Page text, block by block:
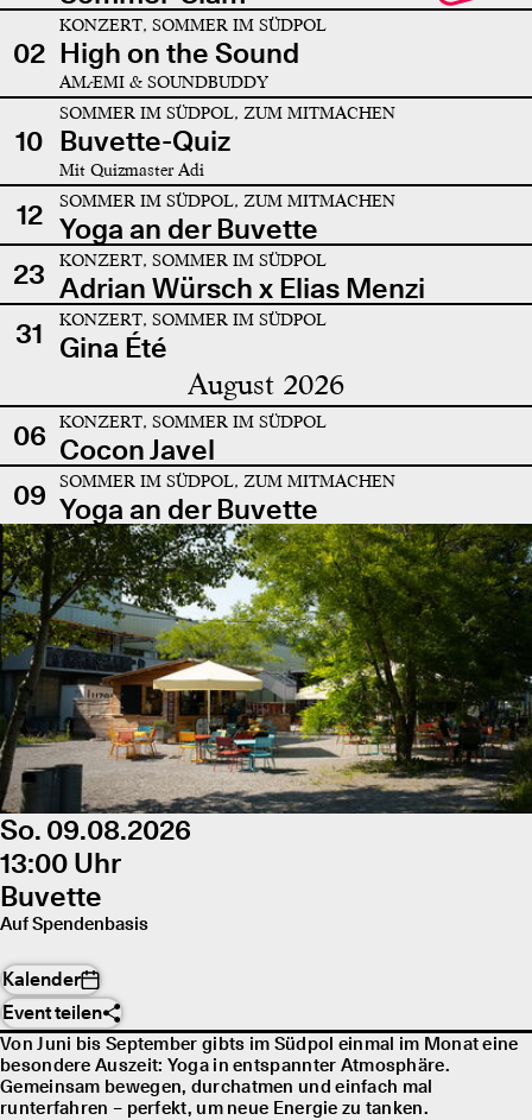
02
KONZERT, SOMMER IM SÜDPOL
High on the Sound
AMÆMI & SOUNDBUDDY
10
SOMMER IM SÜDPOL, ZUM MITMACHEN
Buvette-Quiz
Mit Quizmaster Adi
12 SOMMER IM SÜDPOL, ZUM MITMACHEN
Yoga an der Buvette
23
KONZERT, SOMMER IM SÜDPOL
Adrian Würsch x Elias Menzi
31
KONZERT, SOMMER IM SÜDPOL
Gina Été
August 2026
06 KONZERT, SOMMER IM SÜDPOL
Cocon Javel
09
SOMMER IM SÜDPOL, ZUM MITMACHEN
Yoga an der Buvette
So. 09.08.2026
13:00 Uhr
Buvette
Auf Spendenbasis
Kalender
Event teilen
Von Juni bis September gibts im Südpol einmal im Monat eine
besondere Auszeit: Yoga in entspannter Atmosphäre.
Gemeinsam bewegen, durchatmen und einfach mal
runterfahren – perfekt, um neue Energie zu tanken.